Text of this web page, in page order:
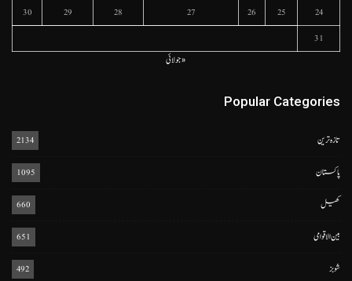
24
25
26
27
28
29
30
31
« جولائی
Popular Categories
تازہ ترین 2134
پاکستان 1095
کھیل 660
بین الاقوامی 651
شوبز 492